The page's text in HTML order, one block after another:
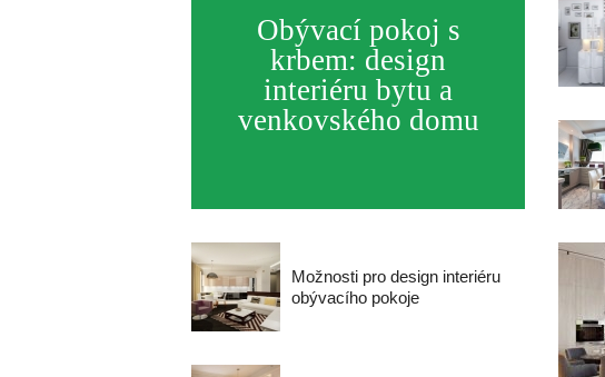
Obývací pokoj s
krbem: design
interiéru bytu a
venkovského domu
Možnosti pro design interiéru
obývacího pokoje